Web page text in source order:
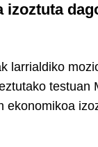
izoztuta
larrialdiko
ekonomikoa